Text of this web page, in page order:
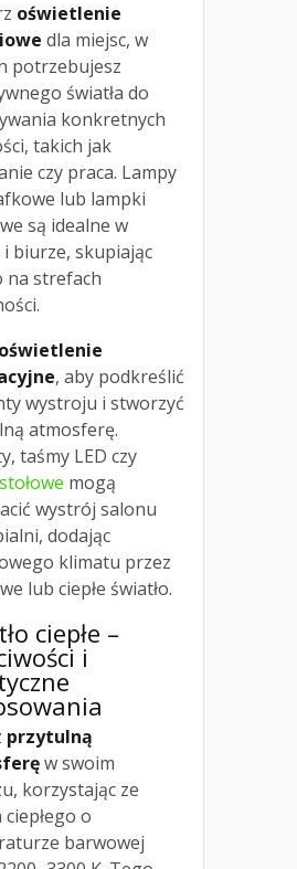
oświetlenie
dla miejsc, w
potrzebujesz
światła do
konkretnych
takich jak
czy praca. Lampy
lub lampki
są idealne w
biurze, skupiając
na strefach
oświetlenie
, aby podkreślić
wystroju i stworzyć
atmosferę.
taśmy LED czy
mogą
wystrój salonu
dodając
klimatu przez
lub ciepłe światło.
ciepłe –
i
przytulną
w swoim
korzystając ze
ciepłego o
barwowej